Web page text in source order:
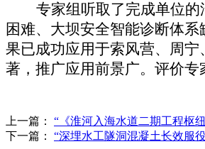
专家组听取了完成单位
困难、大坝安全智能诊断体
果已成功应用于索风营、周
著，推广应用前景广。评价专
上一篇： “《淮河入海水道二期工程枢
下一篇： “深埋水工隧洞混凝土长效服